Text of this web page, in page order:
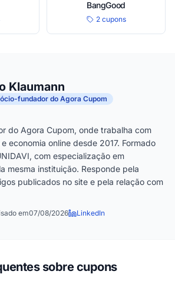
BangGood
2 cupons
Klaumann
fundador do Agora Cupom
do Agora Cupom, onde trabalha com
economia online desde 2017. Formado
com especialização em
mesma instituição. Responde pela
publicados no site e pela relação com
em07/08/2026 LinkedIn
sobre cupons